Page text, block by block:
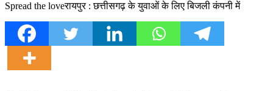
Spread the loveरायपुर : छत्तीसगढ़ के युवाओं के लिए बिजली कंपनी में